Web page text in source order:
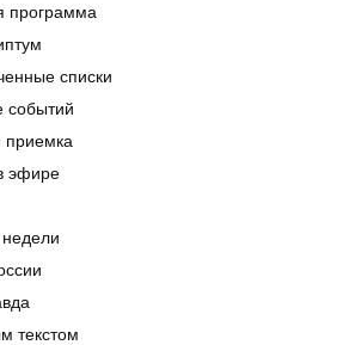
программа
списки
событий
приемка
эфире
текстом